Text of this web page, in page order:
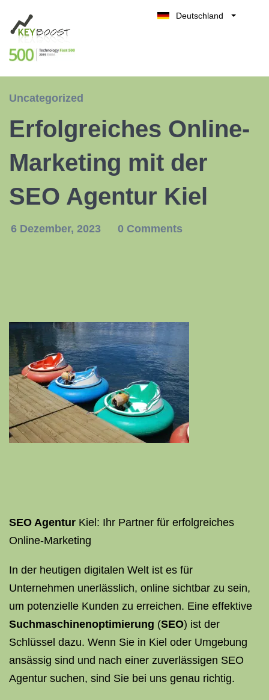
Deutschland
España
Uncategorized
Erfolgreiches Online-
Marketing mit der
SEO Agentur Kiel
6 Dezember, 2023 0 Comments
SEO Agentur Kiel: Ihr Partner für erfolgreiches
Online-Marketing
In der heutigen digitalen Welt ist es für
Unternehmen unerlässlich, online sichtbar zu sein,
um potenzielle Kunden zu erreichen. Eine effektive
Suchmaschinenoptimierung (SEO) ist der
Schlüssel dazu. Wenn Sie in Kiel oder Umgebung
ansässig sind und nach einer zuverlässigen SEO
Agentur suchen, sind Sie bei uns genau richtig.